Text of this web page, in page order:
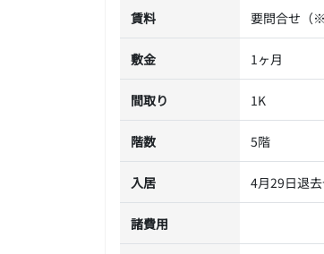
賃料 要問合せ（※
敷金 1ヶ月
間取り 1K
階数 5階
入居 4月29日退
諸費用